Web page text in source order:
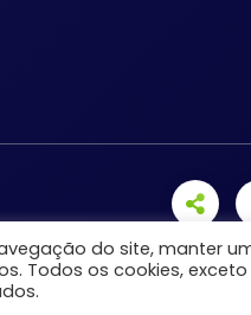
do site, manter
Todos os cookies,